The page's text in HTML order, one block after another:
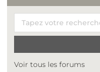
Voir tous les forums